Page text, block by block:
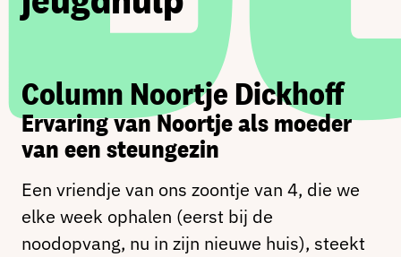
Column Noortje Dickhoff
Ervaring van Noortje als moeder
van een steungezin
Een vriendje van ons zoontje van 4, die we
elke week ophalen (eerst bij de
noodopvang, nu in zijn nieuwe huis), steekt